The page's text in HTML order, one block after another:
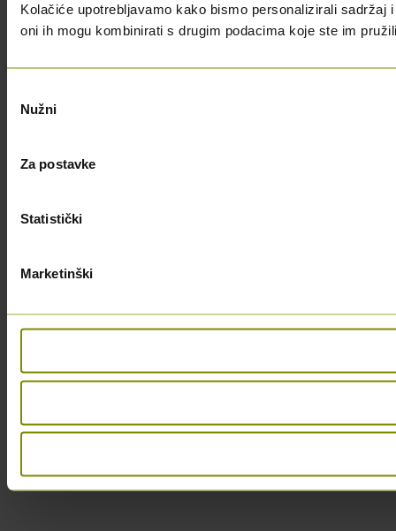
Kolačiće upotrebljavamo kako bismo personalizirali
oni ih mogu kombinirati s drugim podacima koje ste im
pristanka
Nužni
Za postavke
Statistički
Marketinški